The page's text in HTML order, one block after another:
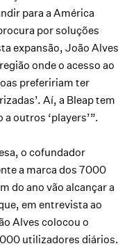
para a América
por soluções
expansão, João Alves
onde o acesso ao
prefeririam ter
Aí, a Bleap tem
outros ‘players’”.
o cofundador
a marca dos 7000
do ano vão alcançar a
em entrevista ao
Alves colocou o
utilizadores diários.